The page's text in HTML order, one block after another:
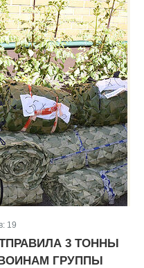
19
3 ТОННЫ
ГРУППЫ